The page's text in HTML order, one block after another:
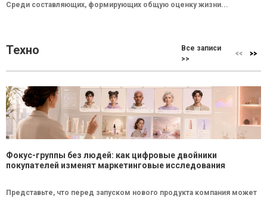
Среди составляющих, формирующих общую оценку жизни...
Техно
Все записи
>>
Фокус-группы без людей: как цифровые двойники
покупателей изменят маркетинговые исследования
Представьте, что перед запуском нового продукта компания может